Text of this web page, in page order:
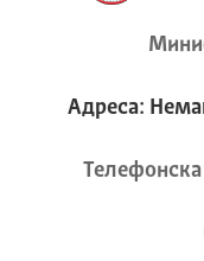
Адреса:
Телeфонска